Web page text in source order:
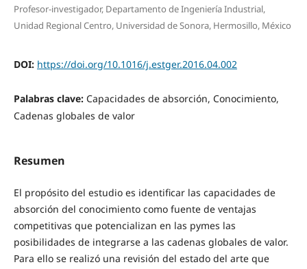
Profesor-investigador, Departamento de Ingeniería Industrial,
Unidad Regional Centro, Universidad de Sonora, Hermosillo, México
DOI: https://doi.org/10.1016/j.estger.2016.04.002
Palabras clave: Capacidades de absorción, Conocimiento,
Cadenas globales de valor
Resumen
El propósito del estudio es identificar las capacidades de
absorción del conocimiento como fuente de ventajas
competitivas que potencializan en las pymes las
posibilidades de integrarse a las cadenas globales de valor.
Para ello se realizó una revisión del estado del arte que